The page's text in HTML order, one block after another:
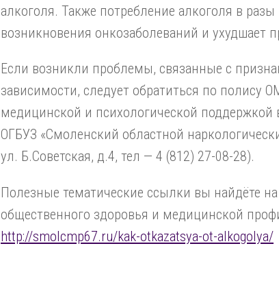
алкоголя. Также потребление алкоголя в
возникновения онкозаболеваний и ухудшает
Если возникли проблемы, связанные с
зависимости, следует обратиться по полису
медицинской и психологической поддержкой
ОГБУЗ «Смоленский областной
ул. Б.Советская, д.4, тел — 4 (812) 27-08-28).
Полезные тематические ссылки вы найдёте на
общественного здоровья и медицинской
http://smolcmp67.ru/kak-otkazatsya-ot-alkogolya/